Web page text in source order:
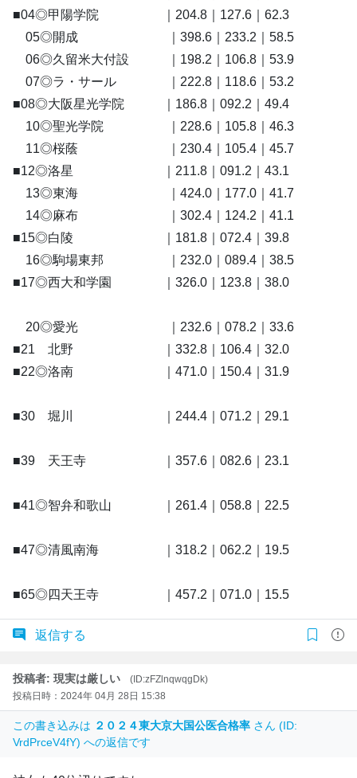
■04◎甲陽学院 ｜204.8｜127.6｜62.3
05◎開成 ｜398.6｜233.2｜58.5
06◎久留米大付設 ｜198.2｜106.8｜53.9
07◎ラ・サール ｜222.8｜118.6｜53.2
■08◎大阪星光学院 ｜186.8｜092.2｜49.4
10◎聖光学院 ｜228.6｜105.8｜46.3
11◎桜蔭 ｜230.4｜105.4｜45.7
■12◎洛星 ｜211.8｜091.2｜43.1
13◎東海 ｜424.0｜177.0｜41.7
14◎麻布 ｜302.4｜124.2｜41.1
■15◎白陵 ｜181.8｜072.4｜39.8
16◎駒場東邦 ｜232.0｜089.4｜38.5
■17◎西大和学園 ｜326.0｜123.8｜38.0
20◎愛光 ｜232.6｜078.2｜33.6
■21 北野 ｜332.8｜106.4｜32.0
■22◎洛南 ｜471.0｜150.4｜31.9
■30 堀川 ｜244.4｜071.2｜29.1
■39 天王寺 ｜357.6｜082.6｜23.1
■41◎智弁和歌山 ｜261.4｜058.8｜22.5
■47◎清風南海 ｜318.2｜062.2｜19.5
■65◎四天王寺 ｜457.2｜071.0｜15.5
返信する
投稿者: 現実は厳しい
(ID:zFZlnqwqgDk)
投稿日時：2024年 04月 28日 15:38
この書き込みは ２０２４東大京大国公医合格率 さん (ID:
VrdPrceV4fY) への返信です